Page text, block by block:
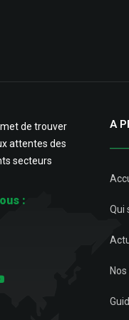
de trouver
attentes des
secteurs
:
A
Qui